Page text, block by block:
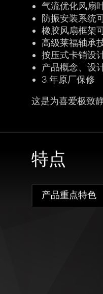
气流优化风扇
防振安装系统
橡胶风扇框架
高级莱福轴承
按压式卡销设
产品概念、设
3 年原厂保修
这是为喜爱极致
特点
产品重点特色